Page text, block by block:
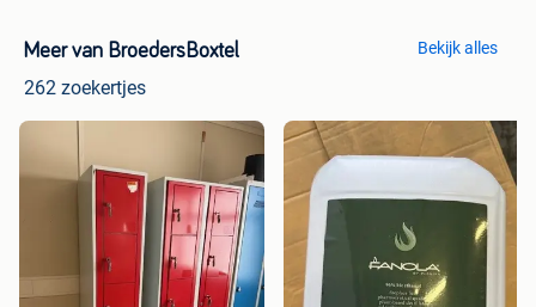
Meer van BroedersBoxtel
262 zoekertjes
Bekijk alles